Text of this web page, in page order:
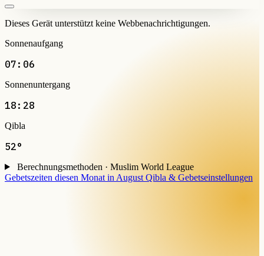
Dieses Gerät unterstützt keine Webbenachrichtigungen.
Sonnenaufgang
07:06
Sonnenuntergang
18:28
Qibla
52°
Berechnungsmethoden · Muslim World League
Gebetszeiten diesen Monat in August Qibla & Gebetseinstellungen